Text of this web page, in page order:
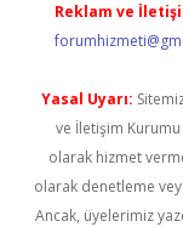
Reklam ve
Yasal Uyarı:
ve İletişim Kurumu
olarak hizmet
olarak denetleme
Ancak, üyelerimiz